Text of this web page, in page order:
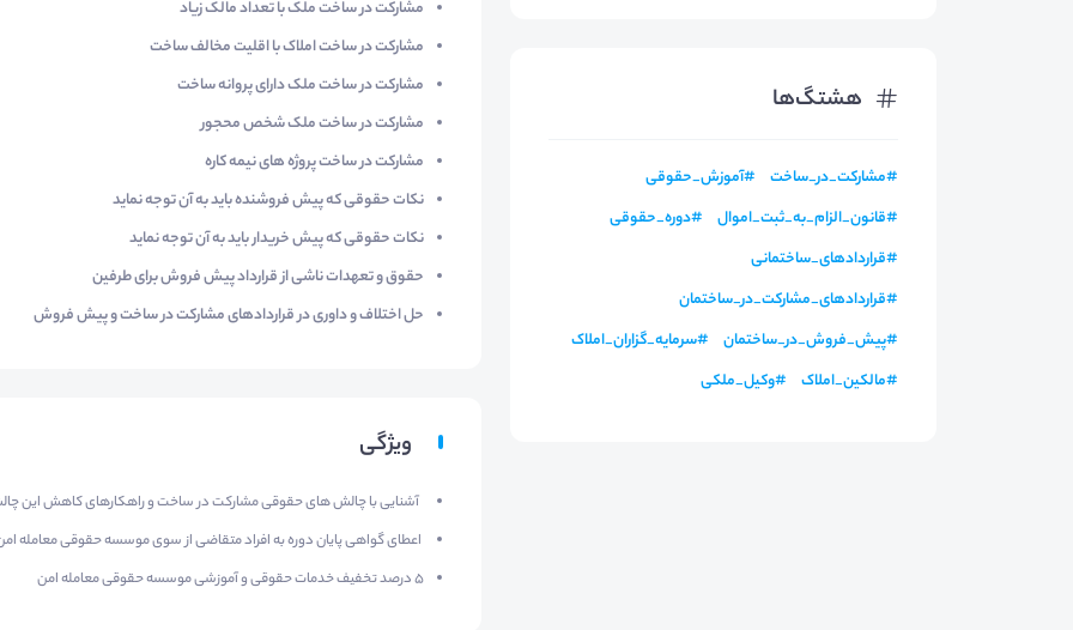
هشتگ‌ها
#مشارکت_در_ساخت #آموزش_حقوقی
#قانون_الزام_به_ثبت_اموال #دوره_حقوقی
#قراردادهای_ساختمانی
#قراردادهای_مشارکت_در_ساختمان
#پیش_فروش_در_ساختمان #سرمایه_گزاران_املاک
#مالکین_املاک #وکیل_ملکی
مشارکت در ساخت ملک با تعداد مالک زیاد
مشارکت در ساخت املاک با اقلیت مخالف ساخت
مشارکت در ساخت ملک دارای پروانه ساخت
مشارکت در ساخت ملک شخص محجور
مشارکت در ساخت پروژه های نیمه کاره
نکات حقوقی که پیش فروشنده باید به آن توجه نماید
نکات حقوقی که پیش خریدار باید به آن توجه نماید
حقوق و تعهدات ناشی از قرارداد پیش فروش برای طرفین
حل اختلاف و داوری در قراردادهای مشارکت در ساخت و پیش فروش
ویژگی
آشنایی با چالش های حقوقی مشارکت در ساخت و راهکارهای کاهش این
اعطای گواهی پایان دوره به افراد متقاضی از سوی موسسه حقوقی معامله
۵ درصد تخفیف خدمات حقوقی و آموزشی موسسه حقوقی معامله امن